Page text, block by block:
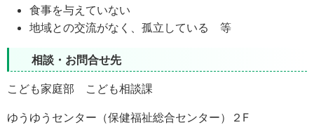
食事を与えていない
地域との交流がなく、孤立している 等
相談・お問合せ先
こども家庭部 こども相談課
ゆうゆうセンター（保健福祉総合センター）２F